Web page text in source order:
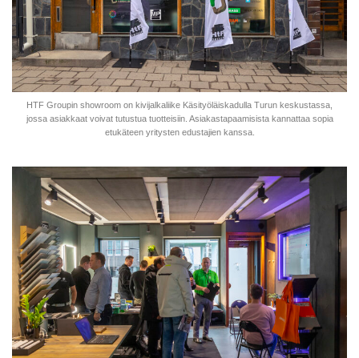
HTF Groupin showroom on kivijalkaliike Käsityöläiskadulla Turun keskustassa,
jossa asiakkaat voivat tutustua tuotteisiin. Asiakastapaamisista kannattaa sopia
etukäteen yritysten edustajien kanssa.